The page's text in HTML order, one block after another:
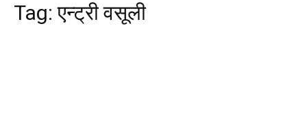
Tag:एन्ट्री वसूली